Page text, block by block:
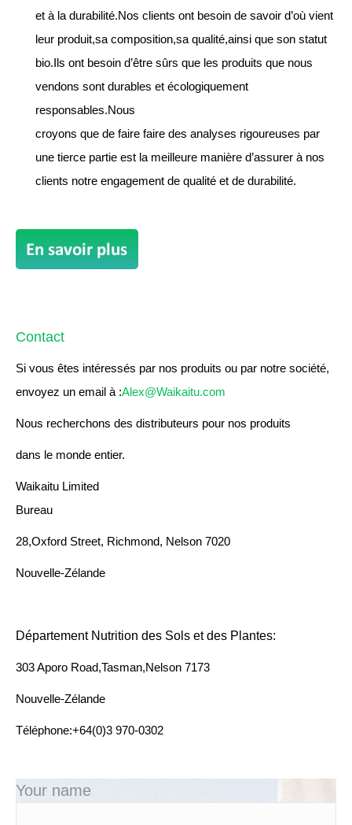
et à la durabilité.Nos clients ont besoin de savoir d’où vient
leur produit,sa composition,sa qualité,ainsi que son statut
bio.Ils ont besoin d’être sûrs que les produits que nous
vendons sont durables et écologiquement
responsables.Nous
croyons que de faire faire des analyses rigoureuses par
une tierce partie est la meilleure manière d’assurer à nos
clients notre engagement de qualité et de durabilité.
Contact
Si vous êtes intéressés par nos produits ou par notre société,
envoyez un email à :Alex@Waikaitu.com
Nous recherchons des distributeurs pour nos produits
dans le monde entier.
Waikaitu Limited
Bureau
28,Oxford Street, Richmond, Nelson 7020
Nouvelle-Zélande
Département Nutrition des Sols et des Plantes:
303 Aporo Road,Tasman,Nelson 7173
Nouvelle-Zélande
Téléphone:+64(0)3 970-0302
Your name